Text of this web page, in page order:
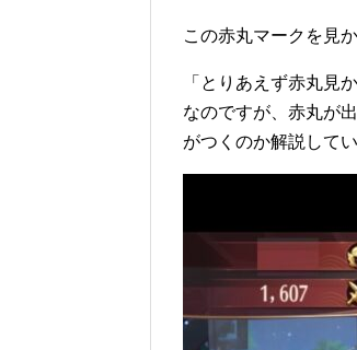
この赤丸マークを見
「とりあえず赤丸見
なのですが、赤丸が
がつくのか解説してい